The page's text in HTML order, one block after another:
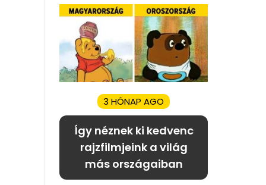
3 HÓNAP AGO
Így néznek ki kedvenc
rajzfilmjeink a világ
más országaiban